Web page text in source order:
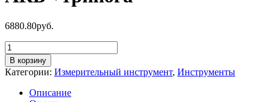
6880.80руб.
Количество
товара
Уровень
лазерный
В корзину
Категории: Измерительный инструмент, Инструменты
Описание